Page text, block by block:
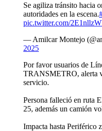
Se agiliza tránsito hacia
autoridades en la escena.
pic.twitter.com/
— Amilcar Montejo
2025
Por favor usuarios de
TRANSMETRO, alerta
servicio.
Persona falleció en ruta
25, además un camión
Impacta hasta Periférico